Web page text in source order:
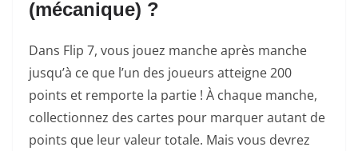
(mécanique) ?
Dans Flip 7, vous jouez manche après manche
jusqu’à ce que l’un des joueurs atteigne 200
points et remporte la partie ! À chaque manche,
collectionnez des cartes pour marquer autant de
points que leur valeur totale. Mais vous devrez